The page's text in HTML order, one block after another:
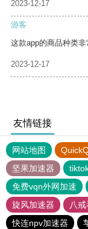
2023-12-17
游客
这款app的商品种类非
2023-12-17
友情链接
网站地图
坚果加速器
免费vqn外网加速
旋风加速器
八
快连npv加速器